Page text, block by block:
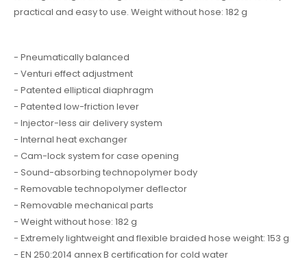
practical and easy to use. Weight without hose: 182 g
- Pneumatically balanced
- Venturi effect adjustment
- Patented elliptical diaphragm
- Patented low-friction lever
- Injector-less air delivery system
- Internal heat exchanger
- Cam-lock system for case opening
- Sound-absorbing technopolymer body
- Removable technopolymer deflector
- Removable mechanical parts
- Weight without hose: 182 g
- Extremely lightweight and flexible braided hose weight: 153 g
- EN 250:2014 annex B certification for cold water